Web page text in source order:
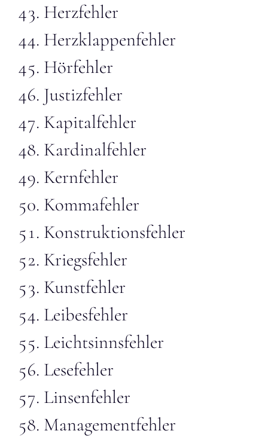
Herzfehler
Herzklappenfehler
Hörfehler
Justizfehler
Kapitalfehler
Kardinalfehler
Kernfehler
Kommafehler
Konstruktionsfehler
Kriegsfehler
Kunstfehler
Leibesfehler
Leichtsinnsfehler
Lesefehler
Linsenfehler
Managementfehler